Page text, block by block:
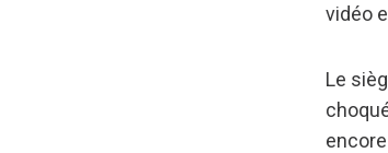
vidéo
Le